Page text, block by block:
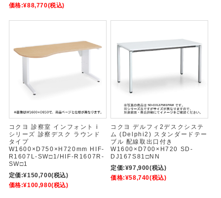
価格:¥88,770(税込)
コクヨ 診察室 インフォント i
シリーズ 診察デスク ラウンド
タイプ
W1600×D750×H720mm HIF-
R1607L-SW□1/HIF-R1607R-
SW□1
定価:¥150,700(税込)
価格:¥100,980(税込)
コクヨ デルフィ2デスクシステ
ム (Delphi2) スタンダードテー
ブル 配線取出口付き
W1600×D700×H720 SD-
DJ167S81□NN
定価:¥97,900(税込)
価格:¥58,740(税込)